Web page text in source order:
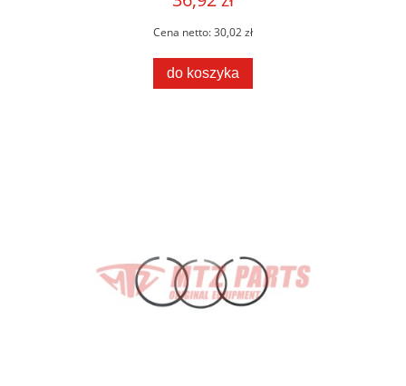
Cena netto:30,02 zł
do koszyka